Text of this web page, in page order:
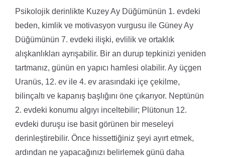
Psikolojik derinlikte Kuzey Ay Düğümünün 1. evdeki
beden, kimlik ve motivasyon vurgusu ile Güney Ay
Düğümünün 7. evdeki ilişki, evlilik ve ortaklık
alışkanlıkları ayrışabilir. Bir an durup tepkinizi yeniden
tartmanız, günün en yapıcı hamlesi olabilir. Ay üçgen
Uranüs, 12. ev ile 4. ev arasındaki içe çekilme,
bilinçaltı ve kapanış başlığını öne çıkarıyor. Neptünün
2. evdeki konumu algıyı inceltebilir; Plütonun 12.
evdeki duruşu ise basit görünen bir meseleyi
derinleştirebilir. Önce hissettiğiniz şeyi ayırt etmek,
ardından ne yapacağınızı belirlemek günü daha